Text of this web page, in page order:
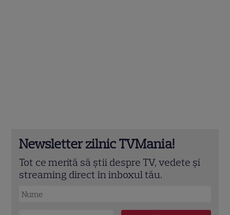
Newsletter zilnic TVMania!
Tot ce merită să știi despre TV, vedete și
streaming direct în inboxul tău.